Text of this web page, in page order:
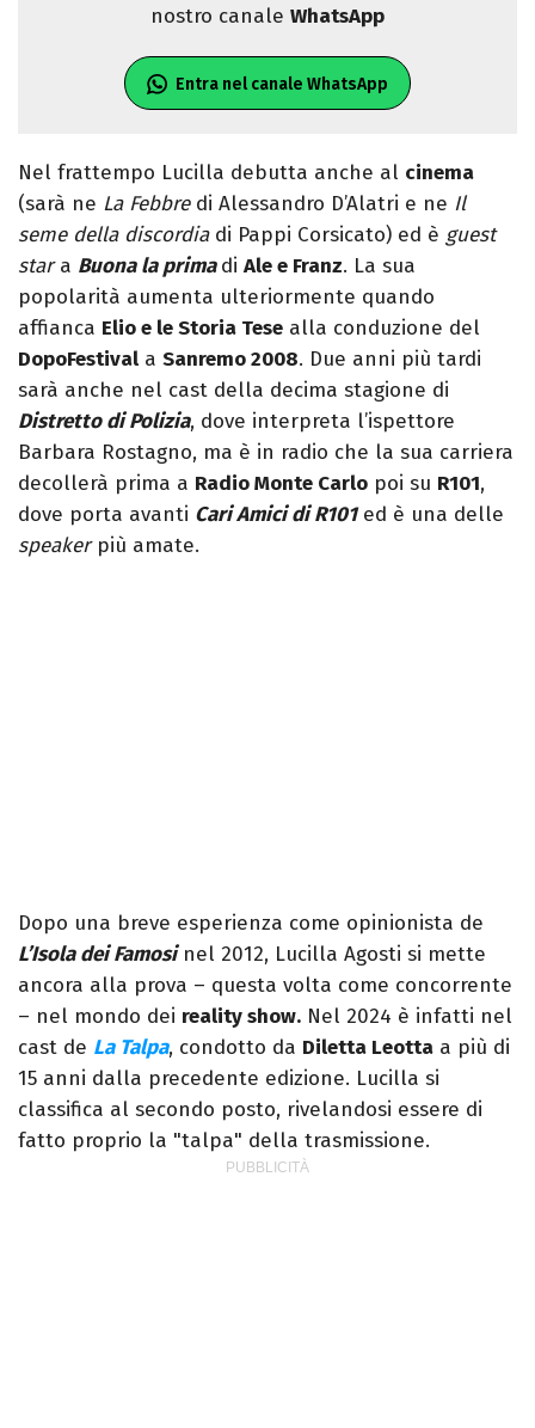
nostro canale WhatsApp
Entra nel canale WhatsApp
Nel frattempo Lucilla debutta anche al cinema
(sarà ne La Febbredi Alessandro D’Alatri e ne Il
seme della discordiadi Pappi Corsicato) ed è guest
stara Buona la primadi Ale e Franz. La sua
popolarità aumenta ulteriormente quando
affianca Elio e le Storia Tese alla conduzione del
DopoFestival a Sanremo 2008. Due anni più tardi
sarà anche nel cast della decima stagione di
Distretto di Polizia, dove interpreta l’ispettore
Barbara Rostagno, ma è in radio che la sua carriera
decollerà prima a Radio Monte Carlo poi su R101,
dove porta avanti Cari Amici di R101ed è una delle
speakerpiù amate.
Dopo una breve esperienza come opinionista de
L’Isola dei Famosinel 2012, Lucilla Agosti si mette
ancora alla prova – questa volta come concorrente
– nel mondo dei reality show. Nel 2024 è infatti nel
cast de La Talpa, condotto da Diletta Leotta a più di
15 anni dalla precedente edizione. Lucilla si
classifica al secondo posto, rivelandosi essere di
fatto proprio la "talpa" della trasmissione.